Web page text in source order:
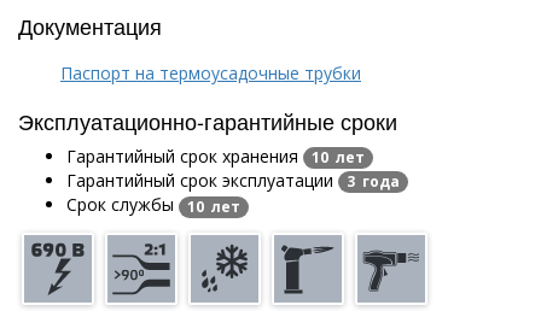
Документация
Паспорт на термоусадочные трубки
Эксплуатационно-гарантийные сроки
Гарантийный срок хранения 10 лет
Гарантийный срок эксплуатации 3 года
Срок службы 10 лет